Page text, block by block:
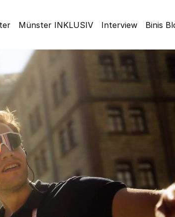
Münster INKLUSIV Interview Binis